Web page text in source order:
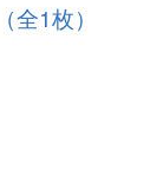
全1枚）